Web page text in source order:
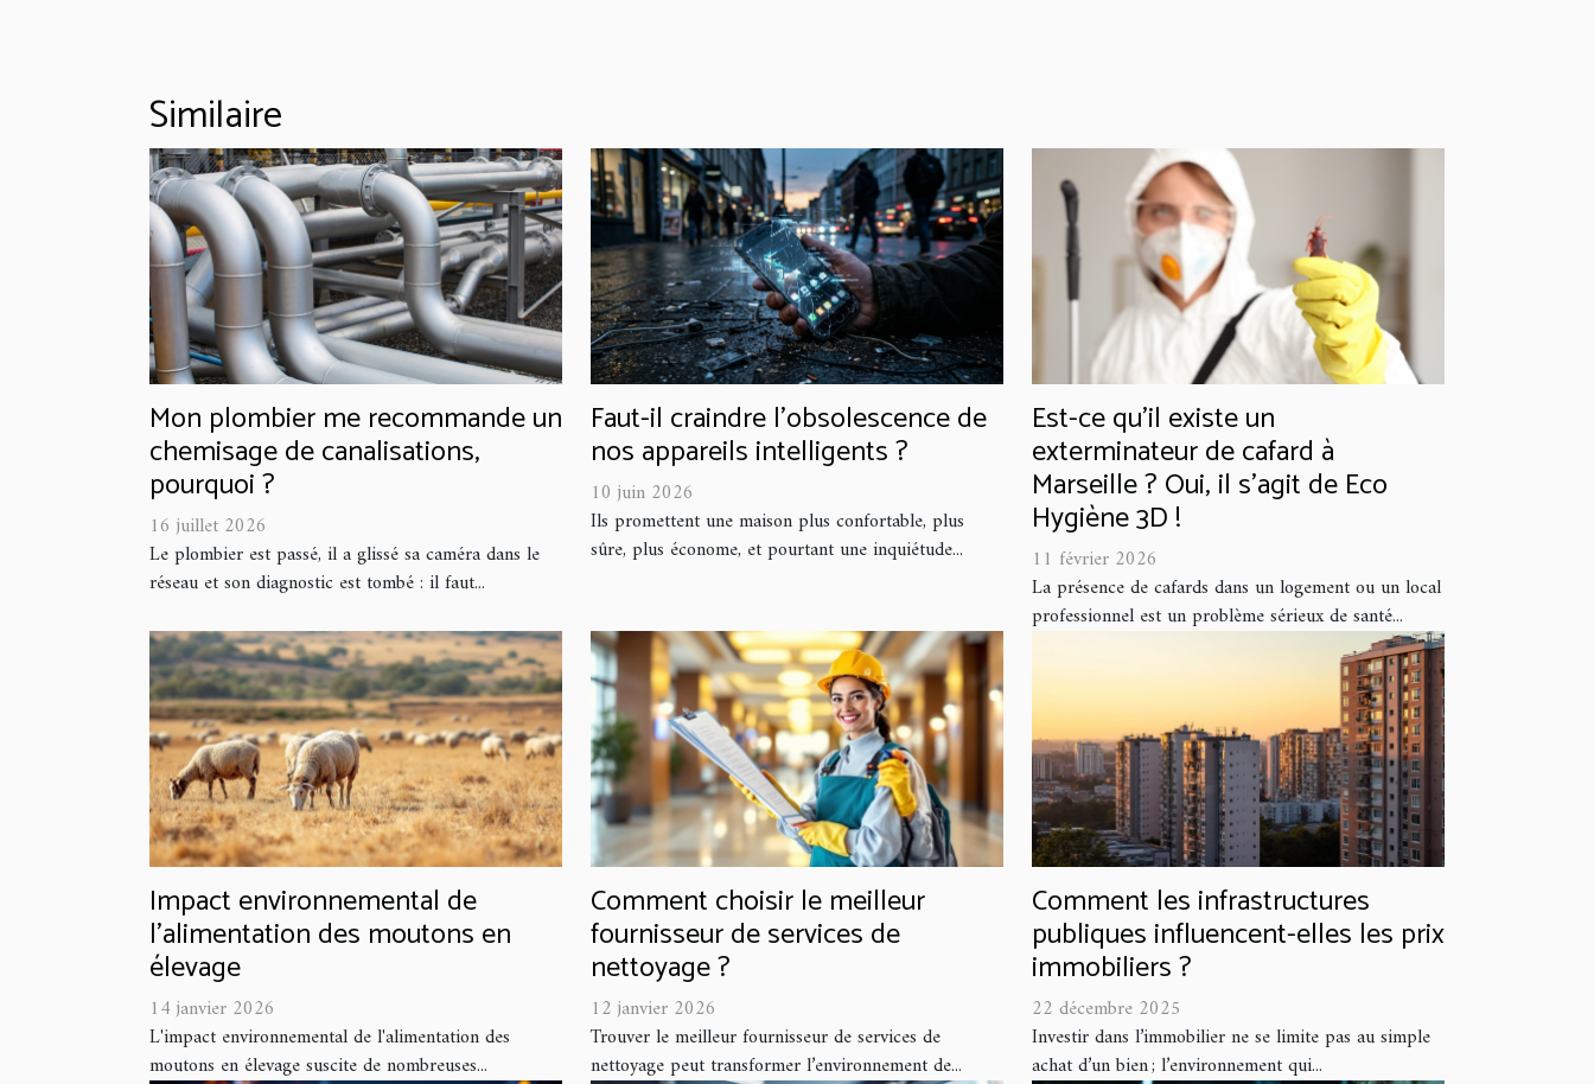
Similaire
Mon plombier me recommande un
chemisage de canalisations,
pourquoi ?
16 juillet 2026
Le plombier est passé, il a glissé sa caméra dans le
réseau et son diagnostic est tombé : il faut...
Faut-il craindre l’obsolescence de
nos appareils intelligents ?
10 juin 2026
Ils promettent une maison plus confortable, plus
sûre, plus économe, et pourtant une inquiétude...
Est-ce qu’il existe un
exterminateur de cafard à
Marseille ? Oui, il s'agit de Eco
Hygiène 3D !
11 février 2026
La présence de cafards dans un logement ou un local
professionnel est un problème sérieux de santé...
Impact environnemental de
l'alimentation des moutons en
élevage
14 janvier 2026
L'impact environnemental de l'alimentation des
moutons en élevage suscite de nombreuses...
Comment choisir le meilleur
fournisseur de services de
nettoyage ?
12 janvier 2026
Trouver le meilleur fournisseur de services de
nettoyage peut transformer l’environnement de...
Comment les infrastructures
publiques influencent-elles les prix
immobiliers ?
22 décembre 2025
Investir dans l’immobilier ne se limite pas au simple
achat d’un bien ; l’environnement qui...